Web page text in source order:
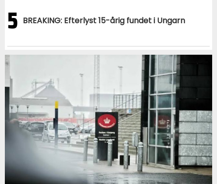
5 BREAKING: Efterlyst 15-årig fundet i Ungarn